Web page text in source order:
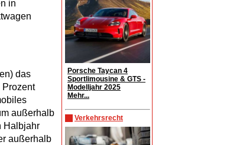
Porsche Taycan 4
Sportlimousine & GTS -
Modelljahr 2025
Mehr...
Verkehrsrecht
in
das
Prozent
außerhalb
Halbjahr
außerhalb